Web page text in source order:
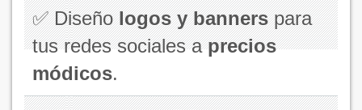
✅ Diseñologos y bannerspara
tus redes sociales aprecios
módicos.